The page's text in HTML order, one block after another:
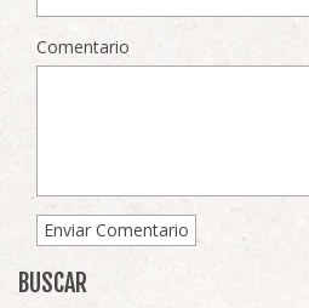
Comentario
BUSCAR